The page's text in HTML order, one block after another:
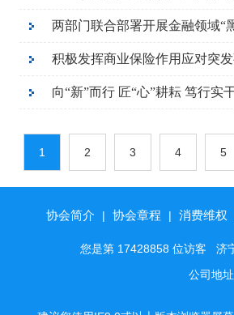
两部门联合部署开展金融领域“
积极发挥商业保险作用应对突
向“新”而行 匠“心”耕耘 笃行实
1 2 3 4 5
协会简介 | 协会章程 | 消费维权
您是第 17428858 位访客 济
公司地